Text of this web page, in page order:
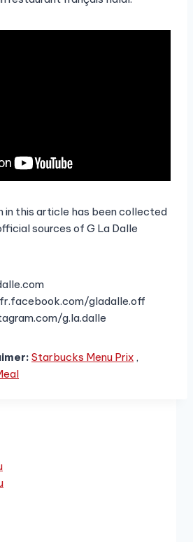
in this article has been collected
sources of G La Dalle
gladalle.off
g.la.dalle
Starbucks Menu Prix ,